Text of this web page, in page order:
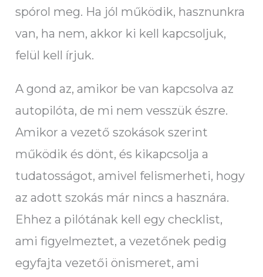
spórol meg. Ha jól működik, hasznunkra
van, ha nem, akkor ki kell kapcsoljuk,
felül kell írjuk.
A gond az, amikor be van kapcsolva az
autopilóta, de mi nem vesszük észre.
Amikor a vezető szokások szerint
működik és dönt, és kikapcsolja a
tudatosságot, amivel felismerheti, hogy
az adott szokás már nincs a hasznára.
Ehhez a pilótának kell egy checklist,
ami figyelmeztet, a vezetőnek pedig
egyfajta vezetői önismeret, ami